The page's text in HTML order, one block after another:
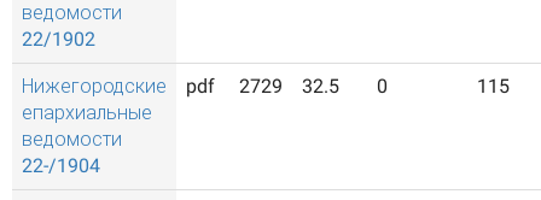
ведомости
22/1902
Нижегородские
епархиальные
ведомости
22-/1904
pdf 2729 32.5 0 115